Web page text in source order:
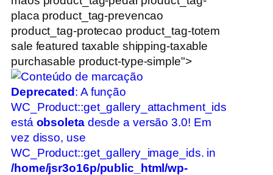
placa product_tag-prevencao
product_tag-protecao product_tag-totem
sale featured taxable shipping-taxable
purchasable product-type-simple">
Deprecated : A função
WC_Product::get_gallery_attachment_ids
está obsoletadesde a versão 3.0! Em
vez disso, use
WC_Product::get_gallery_image_ids. in
/home/jsr3o16p/public_html/wp-